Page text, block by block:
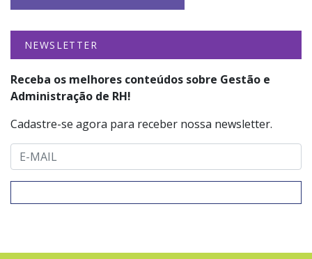
NEWSLETTER
Receba os melhores conteúdos sobre Gestão e
Administração de RH!
Cadastre-se agora para receber nossa newsletter.